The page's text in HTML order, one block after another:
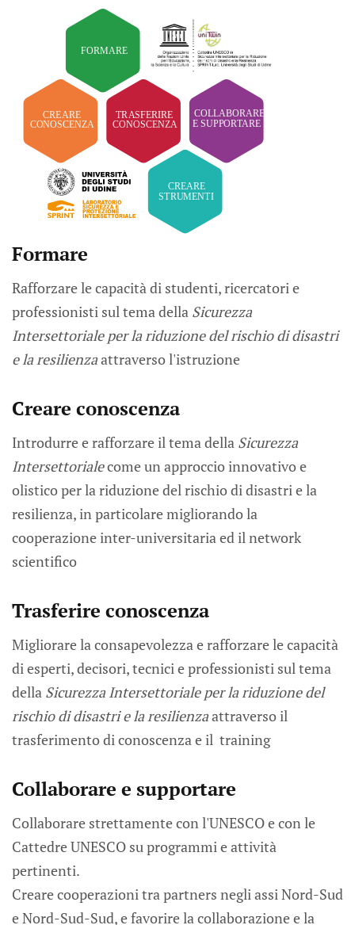
FORMARE
CREARE
CONOSCENZA
COLLABORARE
E SUPPORTARE
TRASFERIRE
CONOSCENZA
CREARE
STRUMENTI
Formare
Rafforzare le capacità di studenti, ricercatori e
professionisti sul tema della Sicurezza
Intersettoriale per la riduzione del rischio di disastri
e la resilienzaattraverso l'istruzione
Creare conoscenza
Introdurre e rafforzare il tema della Sicurezza
Intersettorialecome un approccio innovativo e
olistico per la riduzione del rischio di disastri e la
resilienza, in particolare migliorando la
cooperazione inter-universitaria ed il network
scientifico
Trasferire conoscenza
Migliorare la consapevolezza e rafforzare le capacità
di esperti, decisori, tecnici e professionisti sul tema
della Sicurezza Intersettoriale per la riduzione del
rischio di disastri e la resilienzaattraverso il
trasferimento di conoscenza e il training
Collaborare e supportare
Collaborare strettamente con l'UNESCO e con le
Cattedre UNESCO su programmi e attività
pertinenti.
Creare cooperazioni tra partners negli assi Nord-Sud
e Nord-Sud-Sud, e favorire la collaborazione e la